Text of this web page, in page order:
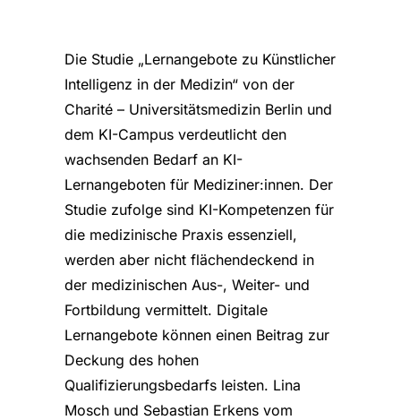
Die Studie „Lernangebote zu Künstlicher
Intelligenz in der Medizin“ von der
Charité – Universitätsmedizin Berlin und
dem KI-Campus verdeutlicht den
wachsenden Bedarf an KI-
Lernangeboten für Mediziner:innen. Der
Studie zufolge sind KI-Kompetenzen für
die medizinische Praxis essenziell,
werden aber nicht flächendeckend in
der medizinischen Aus-, Weiter- und
Fortbildung vermittelt. Digitale
Lernangebote können einen Beitrag zur
Deckung des hohen
Qualifizierungsbedarfs leisten. Lina
Mosch und Sebastian Erkens vom